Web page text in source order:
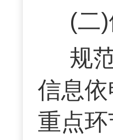
(二
规
信息
重点